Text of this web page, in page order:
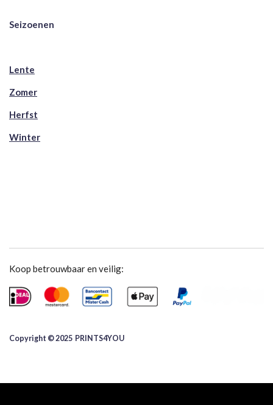
Seizoenen
Lente
Zomer
Herfst
Winter
Koop betrouwbaar en veilig:
Copyright © 2025 ​PRINTS4YOU